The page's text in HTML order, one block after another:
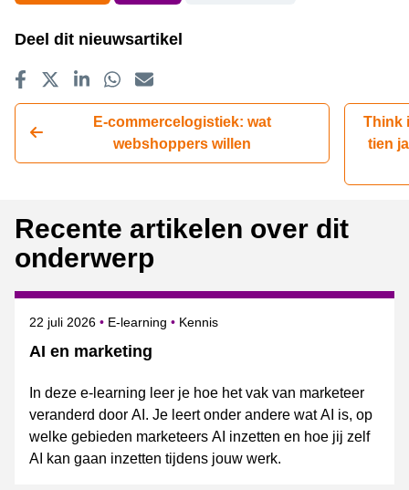
Deel dit nieuwsartikel
Delen op Facebook
TweetDelen op LinkedIn
Delen op WhatsApp
E-mailadres
E-commercelogistiek: wat
webshoppers willen
Think
tien
Recente artikelen over dit
onderwerp
AI en marketing
Gepubliceerd op
22 juli 2026 E-learning Onderwerpen
Kennis
In deze e-learning leer je hoe het vak van marketeer
veranderd door AI. Je leert onder andere wat AI is, op
welke gebieden marketeers AI inzetten en hoe jij zelf
AI kan gaan inzetten tijdens jouw werk.